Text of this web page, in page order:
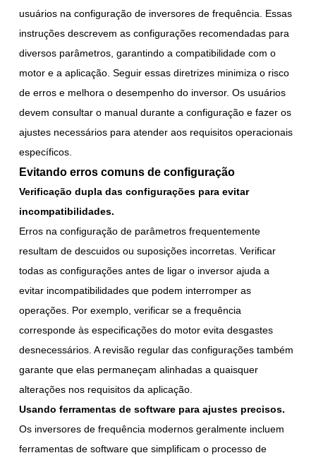
usuários na configuração de inversores de frequência. Essas
instruções descrevem as configurações recomendadas para
diversos parâmetros, garantindo a compatibilidade com o
motor e a aplicação. Seguir essas diretrizes minimiza o risco
de erros e melhora o desempenho do inversor. Os usuários
devem consultar o manual durante a configuração e fazer os
ajustes necessários para atender aos requisitos operacionais
específicos.
Evitando erros comuns de configuração
Verificação dupla das configurações para evitar
incompatibilidades.
Erros na configuração de parâmetros frequentemente
resultam de descuidos ou suposições incorretas. Verificar
todas as configurações antes de ligar o inversor ajuda a
evitar incompatibilidades que podem interromper as
operações. Por exemplo, verificar se a frequência
corresponde às especificações do motor evita desgastes
desnecessários. A revisão regular das configurações também
garante que elas permaneçam alinhadas a quaisquer
alterações nos requisitos da aplicação.
Usando ferramentas de software para ajustes precisos.
Os inversores de frequência modernos geralmente incluem
ferramentas de software que simplificam o processo de